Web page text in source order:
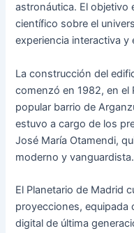
astronáutica. El objetivo
científico sobre el
experiencia interactiva y
La construcción del
comenzó en 1982, en el
popular barrio de
estuvo a cargo de los
José María Otamendi,
moderno y vanguardista.
El Planetario de Madrid
proyecciones, equipada
digital de última